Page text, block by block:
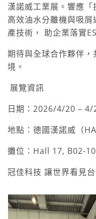
漢諾威工業展。響應
高效油水分離機與吸
產技術， 助企業落實
期待與全球合作夥伴
境。
展覽資訊
日期：2026/4/20 – 4/
地點：德國漢諾威（
攤位：Hall 17, B02-10
冠佳科技 讓世界看見